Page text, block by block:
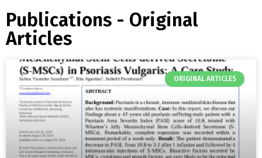
Publications - Original
Articles
ORIGINAL ARTICLES